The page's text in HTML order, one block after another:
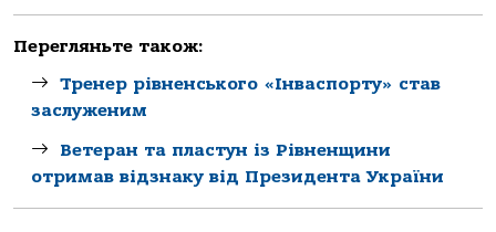
Перегляньте також:
Тренер рівненського «Інваспорту» став
заслуженим
Ветеран та пластун із Рівненщини
отримав відзнаку від Президента України